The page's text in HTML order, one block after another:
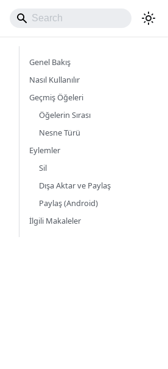
Genel Bakış
Nasıl Kullanılır
Geçmiş Öğeleri
Öğelerin Sırası
Nesne Türü
Eylemler
Sil
Dışa Aktar ve Paylaş
Paylaş (Android)
İlgili Makaleler